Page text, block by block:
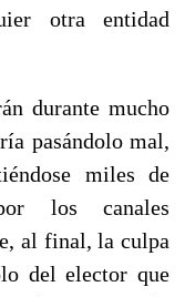
otra entidad
durante mucho
pasándolo mal,
miles de
los canales
al final, la culpa
del elector que